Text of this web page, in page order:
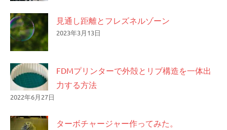
見通し距離とフレズネルゾーン
2023年3月13日
FDMプリンターで外殻とリブ構造を一体出
力する方法
2022年6月27日
ターボチャージャー作ってみた。